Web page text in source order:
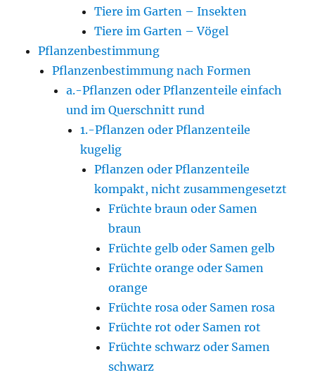
Tiere im Garten – Insekten
Tiere im Garten – Vögel
Pflanzenbestimmung
Pflanzenbestimmung nach Formen
a.-Pflanzen oder Pflanzenteile einfach
und im Querschnitt rund
1.-Pflanzen oder Pflanzenteile
kugelig
Pflanzen oder Pflanzenteile
kompakt, nicht zusammengesetzt
Früchte braun oder Samen
braun
Früchte gelb oder Samen gelb
Früchte orange oder Samen
orange
Früchte rosa oder Samen rosa
Früchte rot oder Samen rot
Früchte schwarz oder Samen
schwarz